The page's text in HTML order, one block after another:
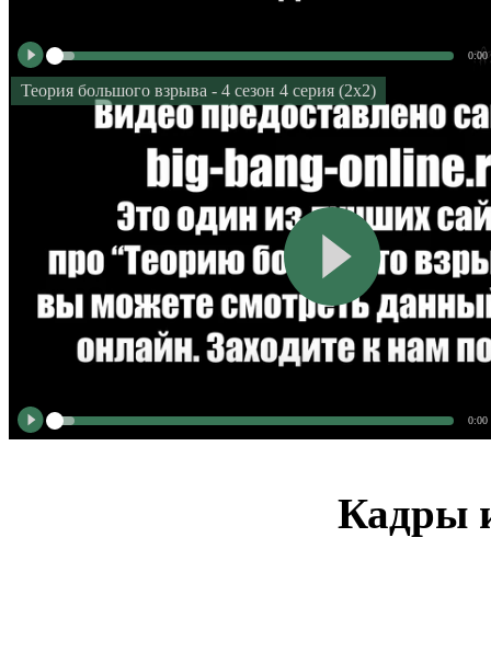
0:00
Теория большого взрыва - 4 сезон 4 серия (2x2)
0:00
Кадры